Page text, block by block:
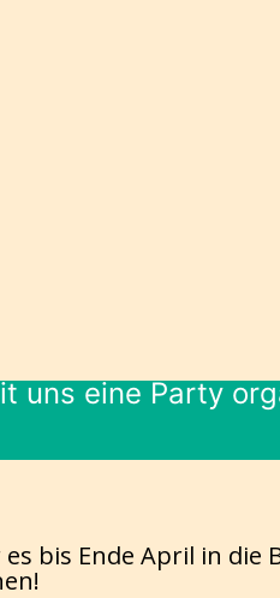
uns eine Party
bis Ende April in die